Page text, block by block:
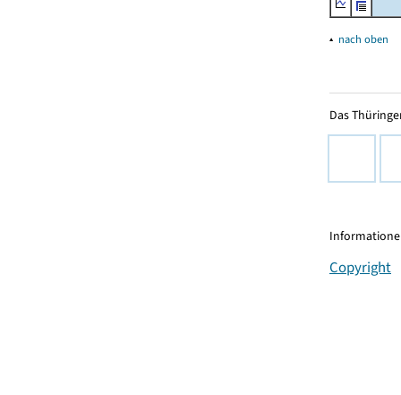
▴ nach oben
Das
Copyright